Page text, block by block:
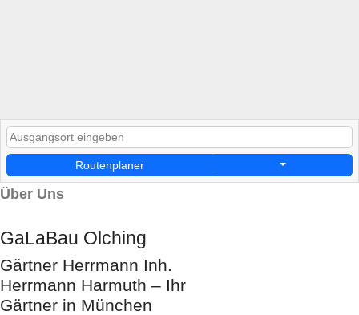
Routenplaner
Über Uns
GaLaBau Olching
Gärtner Herrmann Inh.
Herrmann Harmuth – Ihr
Gärtner in München